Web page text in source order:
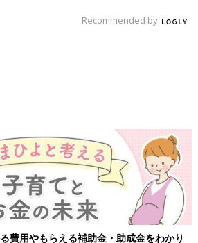
Recommended by
費用やもらえる補助金・助成金をわかり